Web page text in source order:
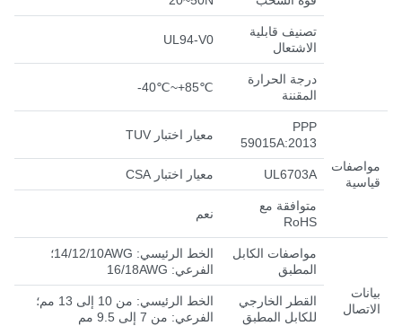
تصنيف قابلية
الاشتعال
UL94-V0
درجة الحرارة
المقننة
-40℃~+85℃
مواصفات
قياسية
PPP
59015A:2013
معيار اختبار TUV
UL6703A معيار اختبار CSA
متوافقة مع
RoHS
نعم
بيانات
الاتصال
مواصفات الكابل
المطبق
الخط الرئيسي:
14/12/10AWG؛
الفرعي:
16/18AWG
القطر الخارجي
للكابل المطبق
الخط الرئيسي: من 10 إلى 13 مم؛
الفرعي: من 7 إلى 9.5 مم